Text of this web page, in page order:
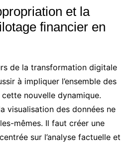
et la
financier en
de la transformation digitale
à impliquer l’ensemble des
nouvelle dynamique.
visualisation des données ne
mêmes. Il faut créer une
sur l’analyse factuelle et